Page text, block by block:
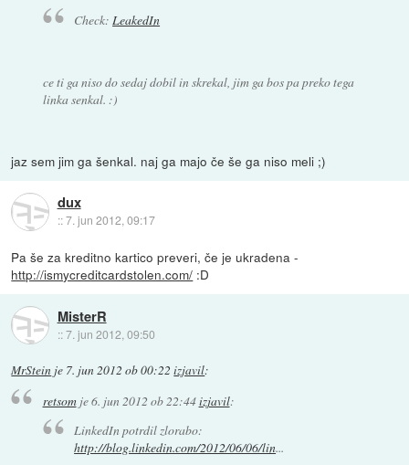
Check:LeakedIn
ce ti ga niso do sedaj dobil in skrekal, jim ga bos pa preko tega
linka senkal. :)
jaz sem jim ga šenkal. naj ga majo če še ga niso meli ;)
dux
::7. jun 2012, 09:17
Pa še za kreditno kartico preveri, če je ukradena -
http://ismycreditcardstolen.com/ :D
MisterR
::7. jun 2012, 09:50
MrStein je 7. jun 2012 ob 00:22 izjavil:
retsomje6. jun 2012 ob 22:44izjavil:
LinkedIn potrdil zlorabo:
http://blog.linkedin.com/2012/06/06/lin...